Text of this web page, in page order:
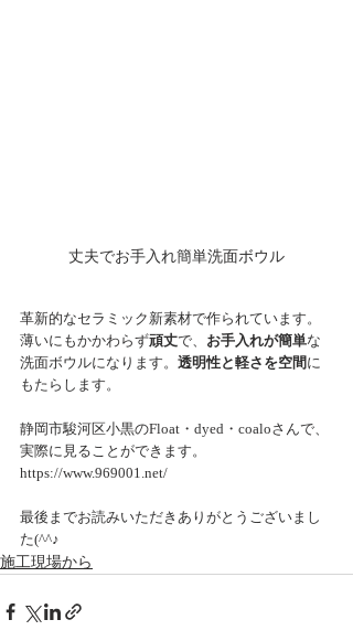
丈夫でお手入れ簡単洗面ボウル
革新的なセラミック新素材で作られています。
薄いにもかかわらず頑丈で、 お手入れが簡単な
洗面ボウルになります。 透明性と軽さを空間 に
もたらします。
静岡市駿河区小黒のFloat・dyed・coaloさんで、
実際に見ることができます。
https://www.969001.net/
最後までお読みいただきありがとうございまし
た(^^♪
施工現場から